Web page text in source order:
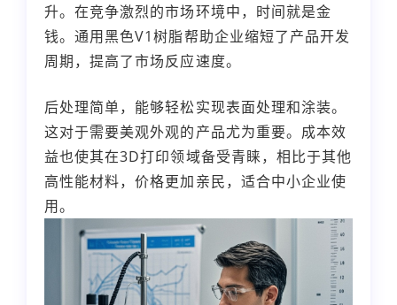
升。在竞争激烈的市场环境中，时间就是金
钱。通用黑色V1树脂帮助企业缩短了产品开发
周期，提高了市场反应速度。
后处理简单，能够轻松实现表面处理和涂装。
这对于需要美观外观的产品尤为重要。成本效
益也使其在3D打印领域备受青睐，相比于其他
高性能材料，价格更加亲民，适合中小企业使
用。